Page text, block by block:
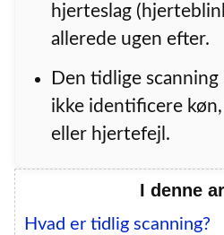
hjerteslag
allerede ugen efter.
Den tidlige
ikke identificere
eller hjertefejl.
I denne
Hvad er tidlig scanning?